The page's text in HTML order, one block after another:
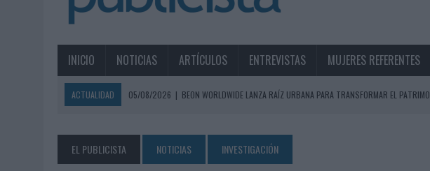
INICIO NOTICIAS ARTÍCULOS ENTREVISTAS MUJERES REFERENTES
ACTUALIDAD 05/08/2026 | BEON WORLDWIDE LANZA RAÍZ URBANA PARA TRANSFORMAR EL
FABRA COMUNICACIÓN INCORPORA A CASONÁ Y ASUME LA GESTIÓN DE SUS RELACIONES
05/08/2026 | LOPESAN HOTELS & RESORTS ACERCA EL PARAÍSO CANARIO EN SU ÚLTIMA CAMPAÑA
EL PUBLICISTA NOTICIAS INVESTIGACIÓN